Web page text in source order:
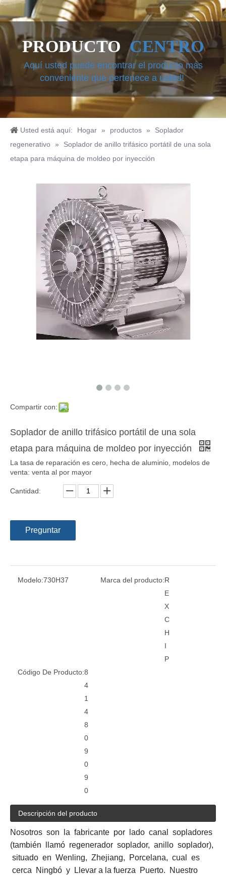
PRODUCTO CENTRO
Aquí usted puede encontrar el producto más
conveniente que pertenece a usted!
Usted está aquí: Hogar » productos »
Soplador
regenerativo »
Soplador de anillo trifásico portátil de una sola
etapa para máquina de moldeo por inyección
Compartir con:
Soplador de anillo trifásico portátil de una sola
etapa para máquina de moldeo por inyección
La tasa de reparación es cero, hecha de aluminio, modelos de
venta: venta al por mayor
Cantidad:
Preguntar
Modelo:730H37 Marca del producto:R
E
X
C
H
I
P
Código De Producto:8
4
1
4
8
0
9
0
9
0
Descripción del producto
Nosotros son la fabricante por lado canal sopladores
(también llamó regenerador soplador, anillo soplador),
situado en Wenling, Zhejiang, Porcelana, cual es
cerca Ningbó y Llevar a la fuerza Puerto. Nuestro